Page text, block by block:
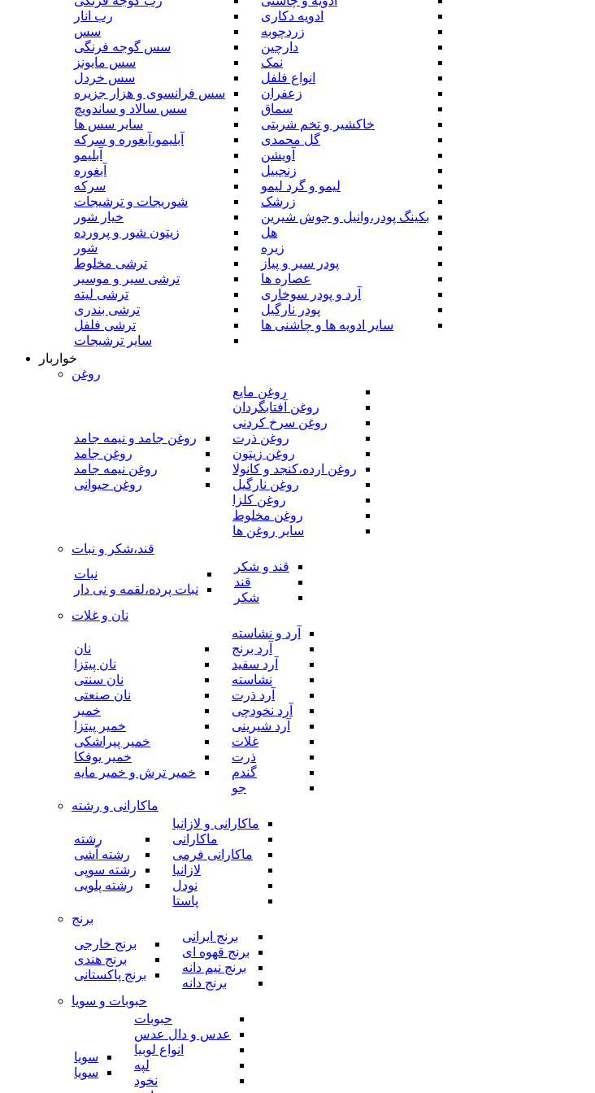
ادویه دکاری
زردچوبه
دارچین
نمک
انواع فلفل
زعفران
سماق
خاکشیر و تخم شربتی
گل محمدی
آویشن
زنجبیل
لیمو و گرد لیمو
زرشک
بکینگ پودر،وانیل و جوش شیرین
هل
زیره
پودر سیر و پیاز
عصاره ها
آرد و پودر سوخاری
پودر نارگیل
سایر ادویه ها و چاشنی ها
رب انار
سس
سس گوجه فرنگی
سس مایونز
سس خردل
سس فرانسوی و هزار جزیره
سس سالاد و ساندویچ
سایر سس ها
آبلیمو،آبغوره و سرکه
آبلیمو
آبغوره
سرکه
شوریجات و ترشیجات
خیار شور
زیتون شور و پرورده
شور
ترشی مخلوط
ترشی سیر و موسیر
ترشی لیته
ترشی بندری
ترشی فلفل
سایر ترشیجات
خواربار
روغن
روغن مایع
روغن آفتابگردان
روغن سرخ کردنی
روغن ذرت
روغن زیتون
روغن ارده،کنجد و کانولا
روغن نارگیل
روغن کلزا
روغن مخلوط
سایر روغن ها
روغن جامد و نیمه جامد
روغن جامد
روغن نیمه جامد
روغن حیوانی
قند،شکر و نبات
قند و شکر
قند
شکر
نبات
نبات پرده،لقمه و نی دار
نان و غلات
آرد و نشاسته
آرد برنج
آرد سفید
نشاسته
آرد ذرت
آرد نخودچی
آرد شیرینی
غلات
ذرت
گندم
جو
نان
نان پیتزا
نان سنتی
نان صنعتی
خمیر
خمیر پیتزا
خمیر پیراشکی
خمیر یوفکا
خمیر ترش و خمیر مایه
ماکارانی و رشته
ماکارانی و لازانیا
ماکارانی
ماکارانی فرمی
لازانیا
نودل
پاستا
رشته
رشته آشی
رشته سوپی
رشته پلویی
برنج
برنج ایرانی
برنج قهوه ای
برنج نیم دانه
برنج دانه
برنج خارجی
برنج هندی
برنج پاکستانی
حبوبات و سویا
حبوبات
عدس و دال عدس
انواع لوبیا
لپه
نخود
سویا
سویا